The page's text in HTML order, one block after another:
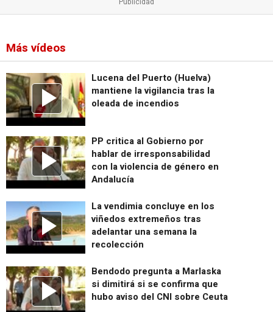
Más vídeos
Lucena del Puerto (Huelva)
mantiene la vigilancia tras la
oleada de incendios
PP critica al Gobierno por
hablar de irresponsabilidad
con la violencia de género en
Andalucía
La vendimia concluye en los
viñedos extremeños tras
adelantar una semana la
recolección
Bendodo pregunta a Marlaska
si dimitirá si se confirma que
hubo aviso del CNI sobre Ceuta